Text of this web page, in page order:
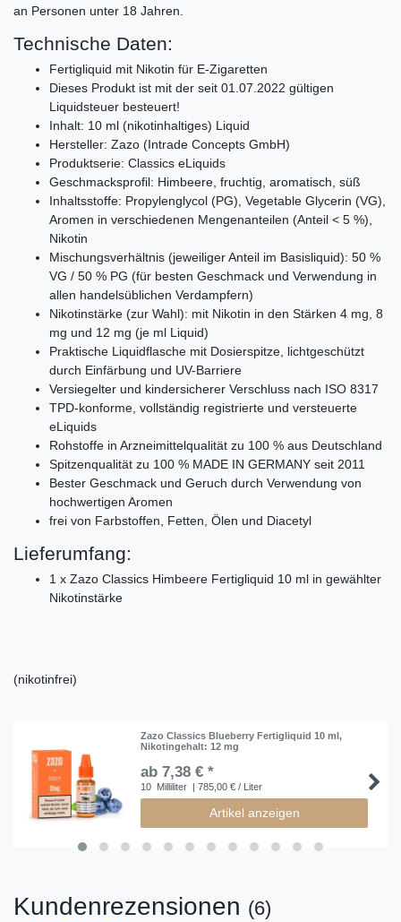
an Personen unter 18 Jahren.
Technische Daten:
Fertigliquid mit Nikotin für E-Zigaretten
Dieses Produkt ist mit der seit 01.07.2022 gültigen
Liquidsteuer besteuert!
Inhalt: 10 ml (nikotinhaltiges) Liquid
Hersteller: Zazo (Intrade Concepts GmbH)
Produktserie: Classics eLiquids
Geschmacksprofil: Himbeere, fruchtig, aromatisch, süß
Inhaltsstoffe: Propylenglycol (PG), Vegetable Glycerin (VG),
Aromen in verschiedenen Mengenanteilen (Anteil < 5 %),
Nikotin
Mischungsverhältnis (jeweiliger Anteil im Basisliquid): 50 %
VG / 50 % PG (für besten Geschmack und Verwendung in
allen handelsüblichen Verdampfern)
Nikotinstärke (zur Wahl): mit Nikotin in den Stärken 4 mg, 8
mg und 12 mg (je ml Liquid)
Praktische Liquidflasche mit Dosierspitze, lichtgeschützt
durch Einfärbung und UV-Barriere
Versiegelter und kindersicherer Verschluss nach ISO 8317
TPD-konforme, vollständig registrierte und versteuerte
eLiquids
Rohstoffe in Arzneimittelqualität zu 100 % aus Deutschland
Spitzenqualität zu 100 % MADE IN GERMANY seit 2011
Bester Geschmack und Geruch durch Verwendung von
hochwertigen Aromen
frei von Farbstoffen, Fetten, Ölen und Diacetyl
Lieferumfang:
1 x Zazo Classics Himbeere Fertigliquid 10 ml in gewählter
Nikotinstärke
(nikotinfrei)
Zazo Classics Blueberry Fertigliquid 10 ml,
Nikotingehalt: 12 mg
ab 7,38 € *
10 Milliliter | 785,00 € / Liter
Artikel anzeigen
Kundenrezensionen (6)